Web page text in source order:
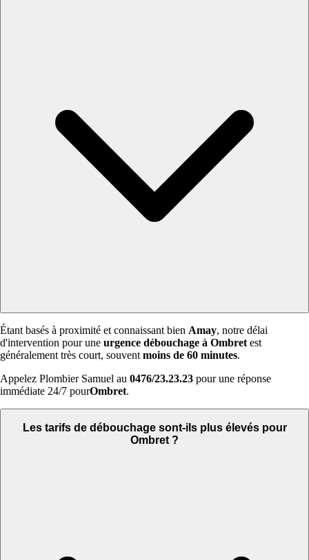
Étant basés à proximité et connaissant bien Amay, notre délai
d'intervention pour une urgence débouchage à Ombret est
généralement très court, souvent moins de 60 minutes.
Appelez Plombier Samuel au 0476/23.23.23 pour une réponse
immédiate 24/7 pourOmbret.
Les tarifs de débouchage sont-ils plus élevés pour
Ombret ?